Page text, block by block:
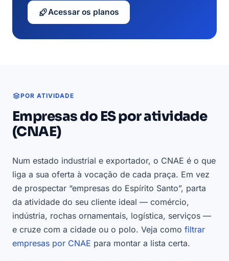
Acessar os planos
POR ATIVIDADE
Empresas do ES por atividade
(CNAE)
Num estado industrial e exportador, o CNAE é o que
liga a sua oferta à vocação de cada praça. Em vez
de prospectar “empresas do Espírito Santo”, parta
da atividade do seu cliente ideal — comércio,
indústria, rochas ornamentais, logística, serviços —
e cruze com a cidade ou o polo. Veja como filtrar
empresas por CNAE para montar a lista certa.